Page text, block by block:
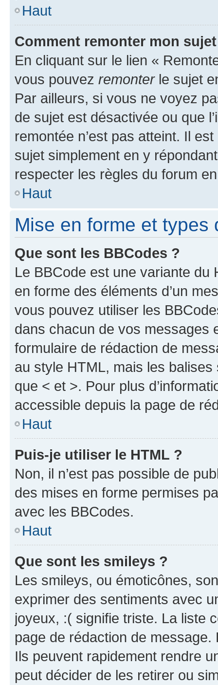
Haut
Comment remonter mon
En cliquant sur le lien «
vous pouvez remonterle sujet
Par ailleurs, si vous ne voyez
de sujet est désactivée ou que
remontée n’est pas atteint. Il
sujet simplement en y
respecter les règles du forum
Haut
Mise en forme et types
Que sont les BBCodes ?
Le BBCode est une variante du
en forme des éléments d’un
vous pouvez utiliser les
dans chacun de vos messages
formulaire de rédaction de
au style HTML, mais les
que < et >. Pour plus
accessible depuis la page de
Haut
Puis-je utiliser le HTML ?
Non, il n’est pas possible de
des mises en forme permises
avec les BBCodes.
Haut
Que sont les smileys ?
Les smileys, ou émoticônes,
exprimer des sentiments avec
joyeux, :( signifie triste. La liste
page de rédaction de
Ils peuvent rapidement rendre
peut décider de les retirer ou